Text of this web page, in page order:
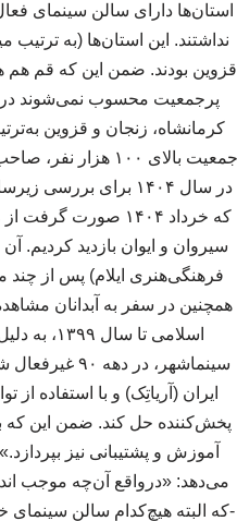
استان‌ها دارای سالن سینمای
نداشتند. این استان‌ها (به ترتیب
قزوین بودند. ضمن این که قم هم
پرجمعیت محسوب نمی‌شوند در
در سال ۱۴۰۴ برای
که خرداد ۱۴۰۴
سیروان و ایوان بازدید کردیم.
فرهنگی‌هنری ایلام) پس از چند
همچنین در سفر به آبدانان
اسلامی
سینماشهر،
ایران (آریاتِک) و با استفاده
پ‍خش‌کننده حل کند. ضمن این که با
می‌دهد: «درواقع آن‌چه موجب
-که البته هیچ‌کدام سالن